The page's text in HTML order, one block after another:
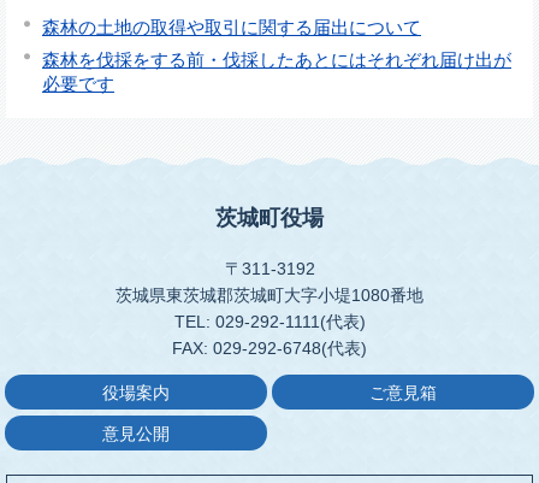
森林の土地の取得や取引に関する届出について
森林を伐採をする前・伐採したあとにはそれぞれ届け出が
必要です
茨城町役場
〒311-3192
茨城県東茨城郡茨城町大字小堤1080番地
TEL: 029-292-1111(代表)
FAX: 029-292-6748(代表)
役場案内 ご意見箱
意見公開